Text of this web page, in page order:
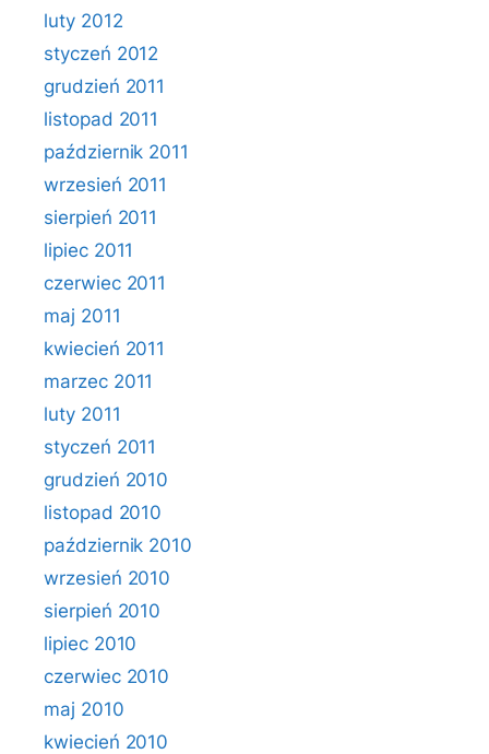
luty 2012
styczeń 2012
grudzień 2011
listopad 2011
październik 2011
wrzesień 2011
sierpień 2011
lipiec 2011
czerwiec 2011
maj 2011
kwiecień 2011
marzec 2011
luty 2011
styczeń 2011
grudzień 2010
listopad 2010
październik 2010
wrzesień 2010
sierpień 2010
lipiec 2010
czerwiec 2010
maj 2010
kwiecień 2010